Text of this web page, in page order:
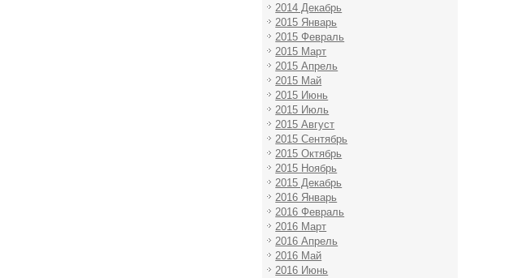
2014 Декабрь
2015 Январь
2015 Февраль
2015 Март
2015 Апрель
2015 Май
2015 Июнь
2015 Июль
2015 Август
2015 Сентябрь
2015 Октябрь
2015 Ноябрь
2015 Декабрь
2016 Январь
2016 Февраль
2016 Март
2016 Апрель
2016 Май
2016 Июнь